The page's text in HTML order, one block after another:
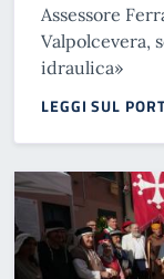
Assessore
Valpolcevera,
idraulica»
LEGGI SUL